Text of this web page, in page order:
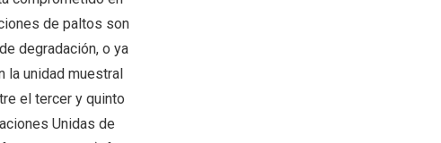
de paltos son
degradación, o ya
la unidad muestral
el tercer y quinto
Unidas de